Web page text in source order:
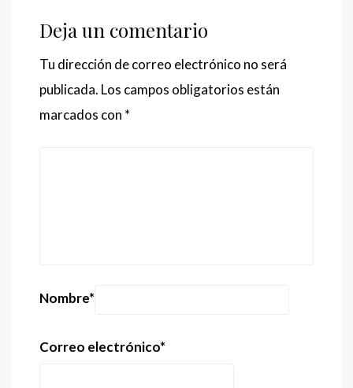
Deja un comentario
Tu dirección de correo electrónico no será
publicada. Los campos obligatorios están
marcados con *
Nombre*
Correo electrónico*